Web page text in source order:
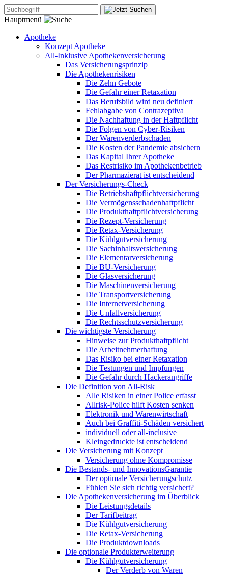
Hauptmenü
Apotheke
Konzept Apotheke
All-Inklusive Apothekenversicherung
Das Versicherungsprinzip
Die Apothekenrisiken
Die Zehn Gebote
Die Gefahr einer Retaxation
Das Berufsbild wird neu definiert
Fehlabgabe von Contrazeptiva
Die Nachhaftung in der Haftpflicht
Die Folgen von Cyber-Risiken
Der Warenverderbschaden
Die Kosten der Pandemie absichern
Das Kapital Ihrer Apotheke
Das Restrisiko im Apothekenbetrieb
Der Pharmazierat ist entscheidend
Der Versicherungs-Check
Die Betriebshaftpflichtversicherung
Die Vermögensschadenhaftpflicht
Die Produkthaftpflichtversicherung
Die Rezept-Versicherung
Die Retax-Versicherung
Die Kühlgutversicherung
Die Sachinhaltsversicherung
Die Elementarversicherung
Die BU-Versicherung
Die Glasversicherung
Die Maschinenversicherung
Die Transportversicherung
Die Internetversicherung
Die Unfallversicherung
Die Rechtsschutzversicherung
Die wichtigste Versicherung
Hinweise zur Produkthaftpflicht
Die Arbeitnehmerhaftung
Das Risiko bei einer Retaxation
Die Testungen und Impfungen
Die Gefahr durch Hackerangriffe
Die Definition von All-Risk
Alle Risiken in einer Police erfasst
Allrisk-Police hilft Kosten senken
Elektronik und Warenwirtschaft
Auch bei Graffiti-Schäden versichert
individuell oder all-inclusive
Kleingedruckte ist entscheidend
Die Versicherung mit Konzept
Versicherung ohne Kompromisse
Die Bestands- und InnovationsGarantie
Der optimale Versicherungschutz
Fühlen Sie sich richtig versichert?
Die Apothekenversicherung im Überblick
Die Leistungsdetails
Der Tarifbeitrag
Die Kühlgutversicherung
Die Retax-Versicherung
Die Produktdownloads
Die optionale Produkterweiterung
Die Kühlgutversicherung
Der Verderb von Waren